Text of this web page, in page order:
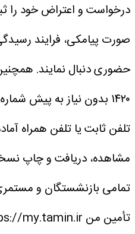
درخواست و اعتراض خود را
صورت پیامکی، فرایند
حضوری دنبال نمایند.
۱۴۲۰ بدون نیاز به پیش
تلفن ثابت یا تلفن همراه
مشاهده، دریافت و چاپ
تمامی بازنشستگان و